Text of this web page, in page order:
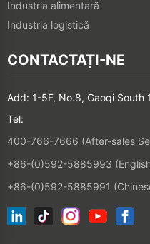
Industria alimentară
Industria logistică
CONTACTAȚI-NE
Add: 1-5F, No.8, Gaoqi South
Tel:
400-766-7666 (After-sales
+86-(0)592-5885993
+86-(0)592-5885991